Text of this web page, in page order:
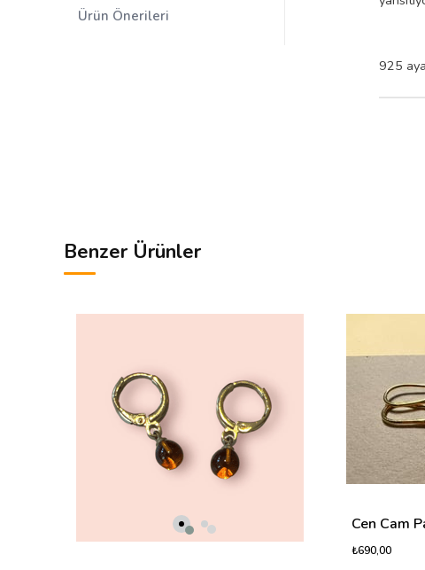
Ürün Önerileri
925
Benzer Ürünler
Cen Cam
₺690,00